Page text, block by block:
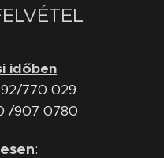
időben
770 029
/907 0780
: